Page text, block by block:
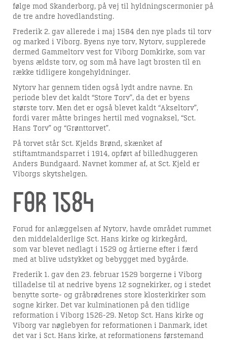
følge mod Skanderborg, på vej til hyldningscermonier på
de tre andre hovedlandsting.
Frederik 2. gav allerede i maj 1584 den nye plads til torv
og marked i Viborg. Byens nye torv, Nytorv, supplerede
dermed Gammeltorv vest for Viborg Domkirke, som var
byens ældste torv, og som må have lagt brosten til en
række tidligere kongehyldninger.
Nytorv har gennem tiden også lydt andre navne. En
periode blev det kaldt “Store Torv”, da det er byens
største torv. Men det er også blevet kaldt “Akseltorv”,
fordi varer måtte bringes hertil med vognaksel, “Sct.
Hans Torv” og “Grønttorvet”.
På torvet står Sct. Kjelds Brønd, skænket af
stiftamtmandsparret i 1914, opført af billedhuggeren
Anders Bundgaard. Navnet kommer af, at Sct. Kjeld er
Viborgs skytshelgen.
Før 1584
Forud for anlæggelsen af Nytorv, havde området rummet
den middelalderlige Sct. Hans kirke og kirkegård,
som var blevet nedlagt i 1529 og årtierne efter i færd
med at blive udstykket og bebygget med bygårde.
Frederik 1. gav den 23. februar 1529 borgerne i Viborg
tilladelse til at nedrive byens 12 sognekirker, og i stedet
benytte sorte- og gråbrødrenes store klosterkirker som
sogne kirker. Det var kulminationen på den tidlige
reformation i Viborg 1526-29. N etop Sct. Hans kirke og
Viborg var nøglebyen for reformationen i Danmark, idet
det var i Sct. Hans kirke, at reformationens førstemand